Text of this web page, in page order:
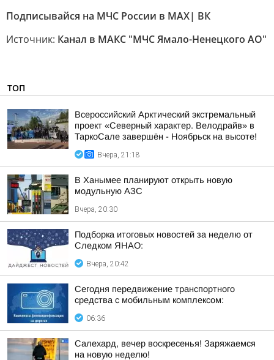
Подписывайся на МЧС России в MAX| ВК
Источник: Канал в МАКС "МЧС Ямало-Ненецкого АО"
ТОП
Всероссийский Арктический экстремальный
проект «Северный характер. Велодрайв» в
ТаркоСале завершён - Ноябрьск на высоте!
Вчера, 21:18
В Ханымее планируют открыть новую
модульную АЗС
Вчера, 20:30
Подборка итоговых новостей за неделю от
Следком ЯНАО:
Вчера, 20:42
Сегодня передвижение транспортного
средства с мобильным комплексом:
06:36
Салехард, вечер воскресенья! Заряжаемся
на новую неделю!